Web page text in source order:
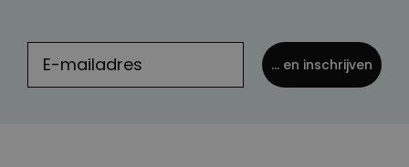
... en inschrijven